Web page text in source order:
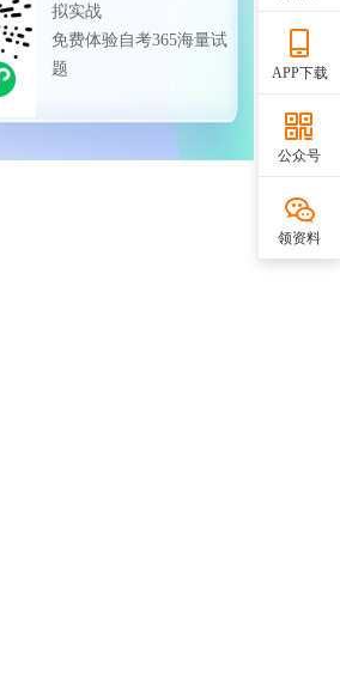
拟实战
免费体验自考365海量试
题
APP下载
公众号
领资料